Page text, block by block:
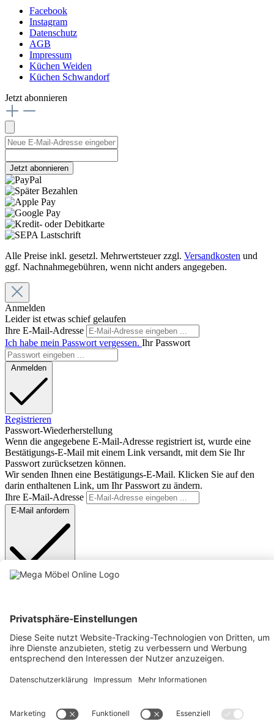
Facebook
Instagram
Datenschutz
AGB
Impressum
Küchen Weiden
Küchen Schwandorf
Jetzt abonnieren
Jetzt abonnieren
Alle Preise inkl. gesetzl. Mehrwertsteuer zzgl. Versandkosten und
ggf. Nachnahmegebühren, wenn nicht anders angegeben.
Anmelden
Leider ist etwas schief gelaufen
Ihre E-Mail-Adresse
Ich habe mein Passwort vergessen. Ihr Passwort
Anmelden
Registrieren
Passwort-Wiederherstellung
Wenn die angegebene E-Mail-Adresse registriert ist, wurde eine
Bestätigungs-E-Mail mit einem Link versandt, mit dem Sie Ihr
Passwort zurücksetzen können.
Wir senden Ihnen eine Bestätigungs-E-Mail. Klicken Sie auf den
darin enthaltenen Link, um Ihr Passwort zu ändern.
Ihre E-Mail-Adresse
E-Mail anfordern
Monochrom
Niedrige Sättigung
Animationen stoppen
Überschriften hervorheben
Großer Cursor
Leseführung
Bilder ausblenden
Zurücksetzen
Barrierefreiheit
Werkzeugleiste anzeigen